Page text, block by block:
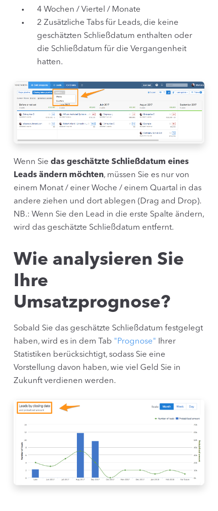
4 Wochen / Viertel / Monate
2 Zusätzliche Tabs für Leads, die keine
geschätzten Schließdatum enthalten oder
die Schließdatum für die Vergangenheit
hatten.
Wenn Sie das geschätzte Schließdatum eines
Leads ändern möchten, müssen Sie es nur von
einem Monat / einer Woche / einem Quartal in das
andere ziehen und dort ablegen (Drag and Drop).
NB.: Wenn Sie den Lead in die erste Spalte ändern,
wird das geschätzte Schließdatum entfernt.
Wie analysieren Sie
Ihre
Umsatzprognose?
Sobald Sie das geschätzte Schließdatum festgelegt
haben, wird es in dem Tab "Prognose"
Ihrer
Statistiken berücksichtigt, sodass Sie eine
Vorstellung davon haben, wie viel Geld Sie in
Zukunft verdienen werden.